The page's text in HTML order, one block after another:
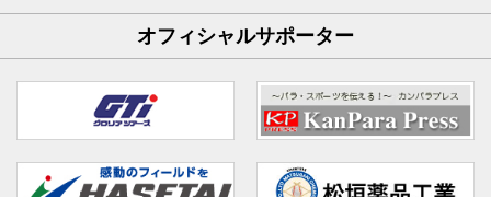
オフィシャルサポーター